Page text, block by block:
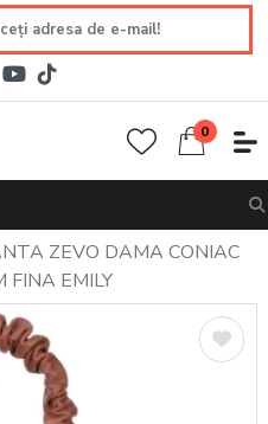
0
ZEVO DAMA CONIAC
FINA EMILY